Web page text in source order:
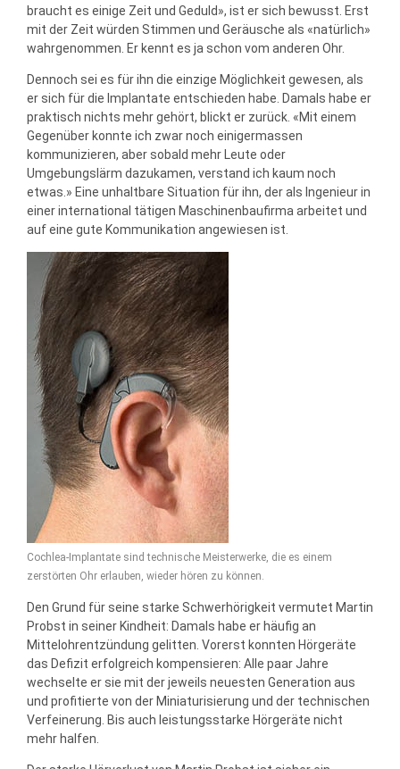
braucht es einige Zeit und Geduld», ist er sich bewusst. Erst
mit der Zeit würden Stimmen und Geräusche als «natürlich»
wahrgenommen. Er kennt es ja schon vom anderen Ohr.
Dennoch sei es für ihn die einzige Möglichkeit gewesen, als
er sich für die Implantate entschieden habe. Damals habe er
praktisch nichts mehr gehört, blickt er zurück. «Mit einem
Gegenüber konnte ich zwar noch einigermassen
kommunizieren, aber sobald mehr Leute oder
Umgebungslärm dazukamen, verstand ich kaum noch
etwas.» Eine unhaltbare Situation für ihn, der als Ingenieur in
einer international tätigen Maschinenbaufirma arbeitet und
auf eine gute Kommunikation angewiesen ist.
Cochlea-Implantate sind technische Meisterwerke, die es einem
zerstörten Ohr erlauben, wieder hören zu können.
Den Grund für seine starke Schwerhörigkeit vermutet Martin
Probst in seiner Kindheit: Damals habe er häufig an
Mittelohrentzündung gelitten. Vorerst konnten Hörgeräte
das Defizit erfolgreich kompensieren: Alle paar Jahre
wechselte er sie mit der jeweils neuesten Generation aus
und profitierte von der Miniaturisierung und der technischen
Verfeinerung. Bis auch leistungsstarke Hörgeräte nicht
mehr halfen.